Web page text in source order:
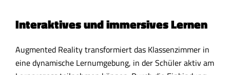
Interaktives und immersives Lernen
Augmented Reality transformiert das Klassenzimmer in
eine dynamische Lernumgebung, in der Schüler aktiv am